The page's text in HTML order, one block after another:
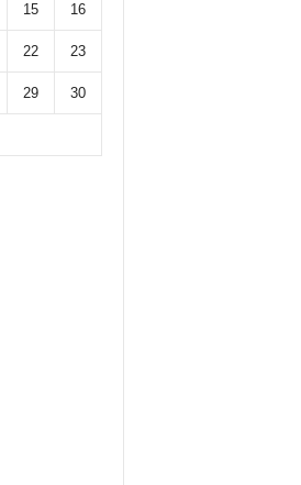
15 16
22 23
29 30